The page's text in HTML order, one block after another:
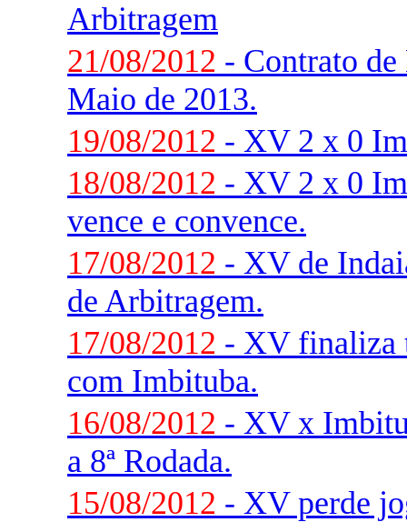
Arbitragem
21/08/2012 - Contrato
Maio de 2013.
19/08/2012 - XV 2 x 0
18/08/2012 - XV 2 x 0
vence e convence.
17/08/2012 - XV de
de Arbitragem.
17/08/2012 - XV finaliza
com Imbituba.
16/08/2012 - XV x
a 8ª Rodada.
15/08/2012 - XV perde